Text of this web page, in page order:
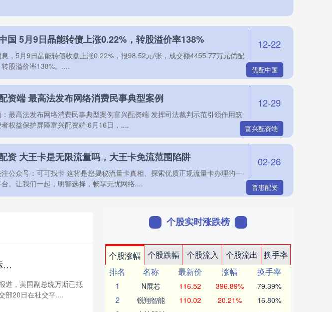
国 5月9日晶能转债上涨0.22%，转股溢价率138%
，5月9日晶能转债收盘上涨0.22%，报98.52元/张，成交额4455.77万元优配
股溢价率138%。....
12-22
优配中国
资端 最高法发布网络消费民事典型案例
：最高法发布网络消费民事典型案例富兴配资端 发挥司法裁判示范引领作用筑
权益保护屏障富兴配资端 6月16日，....
12-29
富兴配资端
资 大王卡是无限流量吗，大王卡免流范围陷阱
公众号：可可找卡 这将是您揭秘流量卡真相、探索优质正规流量卡办理的一
。让我们一起，明智选择，畅享无忧网络....
02-26
普患配资
美牛股 期货市场假期要闻汇总：高盛大砍黄金目标价 美伊谈判代表均已抵达瑞士
道，美国副总统万斯已抵
部20日在社交平....
个股实时涨跌榜
个股涨幅 个股跌幅 个股流入 个股流出
换手率
排名
名称 最新价 涨幅
换手率
1
N展芯 116.52 396.89% 79.39%
2 锐翔智能 110.02 20.21% 16.80%